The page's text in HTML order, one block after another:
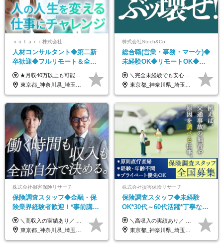
ｎｏｔａｒｉ株式会社
人材コンサルタント◆第二新
卒歓迎◆フルリモート＆全国
から勤務OK◆残業月10h以内
◆フレックス制
★月収40万以上も可能！ ★能力・スキル・経験を考慮した年収額を設定します ★年功序列ではなく、チャレンジを評価して給与に反映！ ■月給20万円～40万円＋決算賞与 ※経験・スキルを考慮のうえ決定します ※給与にはみなし残業代40時間分を含む。そのほか詳細に関しては別途面接時にご説明します ※試用期間3ヵ月あり。期間中の雇用形態・条件などに差異はありません
東京都_神奈川県_埼玉県_千葉県_大阪府_愛知県_北海道_青森県_岩手県_宮城県_秋田県_山形県_福島県_茨城県_栃木県_群馬県_新潟県_山梨県_長野県_富山県_石川県_福井県_静岡県_岐阜県_三重県_兵庫県_京都府_滋賀県_奈良県_和歌山県_広島県_岡山県_鳥取県_島根県_山口県_徳島県_香川県_愛媛県_高知県_福岡県_熊本県_佐賀県_長崎県_大分県_宮崎県_鹿児島県_沖縄県
株式会社Stech&Co.
総合職(営業・事務・マーケ)◆
未経験OK◆リモートOK◆学
歴不問◆20代活躍中！
＼完全未経験でも安心して年収UP可能です！／ -------------- 【1】営業 月給25万円～80万円＋賞与 【2】事務 月給21万円～50万円＋賞与 【3】マーケ 月給25万円～80万円＋賞与 ※試用期間3ヶ月間の待遇に変動はありません。 ※みなし残業代(月20時間分29,725円～)を含む。（※超過分は追加支給）
東京都_神奈川県_埼玉県_千葉県_大阪府_愛知県_北海道_青森県_岩手県_宮城県_秋田県_山形県_福島県_茨城県_栃木県_群馬県_新潟県_山梨県_長野県_富山県_石川県_福井県_静岡県_岐阜県_三重県_兵庫県_京都府_滋賀県_奈良県_和歌山県_広島県_岡山県_鳥取県_島根県_山口県_徳島県_香川県_愛媛県_高知県_福岡県_熊本県_佐賀県_長崎県_大分県_宮崎県_鹿児島県_沖縄県
株式会社損害保険リサーチ
保険調査スタッフ◆金融・保
険業界経験者歓迎！*事前講習
あり*30代～60代活躍*調査は
原則直行直帰*高収入可
＼高収入の実績あり／ なかには年収1000万円を超える方もいらっしゃいます！ 【完全出来高報酬制】 ★仕事に慣れるまで収入をサポート 1か月目：報酬が通常の2倍 2か月目：報酬が通常の1.5倍 ※災害に関する業務については、収入サポートの対象外 ※試用期間はありません ＊＊＊業務報酬の例＊＊＊ ・事故原因調査（4箇所確認）…1万5000円～ ・有無責／不正請求疑義調査（自動車案件）…2万円～ ・医療調査（1箇所確認）…1万7000円～ ・書類取付（1箇所訪問）…3000円～ ※上記は目安になります ※実際の報酬は業務報酬に応じた個々のスキル・実績を加味したものになります
東京都_神奈川県_埼玉県_千葉県_大阪府_愛知県_北海道_青森県_岩手県_宮城県_秋田県_山形県_福島県_茨城県_栃木県_群馬県_新潟県_山梨県_長野県_富山県_石川県_福井県_静岡県_岐阜県_三重県_兵庫県_京都府_滋賀県_奈良県_和歌山県_広島県_岡山県_鳥取県_島根県_山口県_徳島県_香川県_愛媛県_高知県_福岡県_熊本県_佐賀県_長崎県_大分県_宮崎県_鹿児島県_沖縄県
株式会社損害保険リサーチ
保険調査スタッフ◆未経験
OK*30代～60代活躍*丁寧な講
習・サポートあり*原則直行直
帰／全国募集・業務委託
＼高収入の実績あり／ なかには年収1000万円を超えるスペシャリストもいらっしゃいます！ 【完全出来高報酬制】 ★仕事に慣れるまで収入をサポート 1か月目：報酬が通常の2倍 2か月目：報酬が通常の1.5倍 ※災害に関する業務については、収入サポートの対象外 ※試用期間はありません ＊＊＊業務報酬の例＊＊＊ ・事故原因調査（4箇所確認）…1万5000円～ ・有無責／不正請求疑義調査（自動車案件）…2万円～ ・医療調査（1箇所確認）…1万7000円～ ・書類取付（1箇所訪問）…3000円～ ※上記は目安になります ※実際の報酬は業務報酬に応じた個々のスキル・実績を加味したものになります
東京都_神奈川県_埼玉県_千葉県_大阪府_愛知県_北海道_青森県_岩手県_宮城県_秋田県_山形県_福島県_茨城県_栃木県_群馬県_新潟県_山梨県_長野県_富山県_石川県_福井県_静岡県_岐阜県_三重県_兵庫県_京都府_滋賀県_奈良県_和歌山県_広島県_岡山県_鳥取県_島根県_山口県_徳島県_香川県_愛媛県_高知県_福岡県_熊本県_佐賀県_長崎県_大分県_宮崎県_鹿児島県_沖縄県